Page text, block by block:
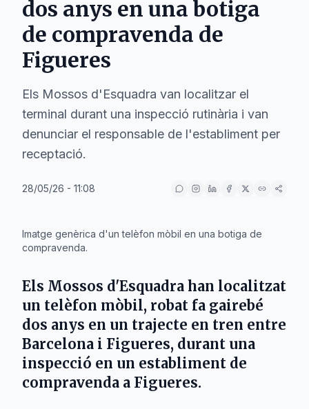
dos anys en una botiga
de compravenda de
Figueres
Els Mossos d'Esquadra van localitzar el
terminal durant una inspecció rutinària i van
denunciar el responsable de l'establiment per
receptació.
28/05/26 - 11:08
Imatge genèrica d'un telèfon mòbil en una botiga de
compravenda.
Els Mossos d'Esquadra han localitzat
un telèfon mòbil, robat fa gairebé
dos anys en un trajecte en tren entre
Barcelona i Figueres, durant una
inspecció en un establiment de
compravenda a Figueres.